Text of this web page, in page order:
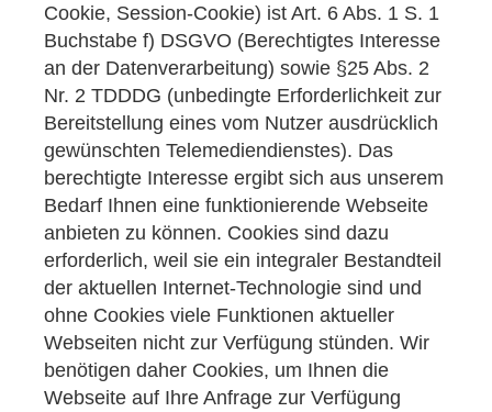
Cookie, Session-Cookie) ist Art. 6 Abs. 1 S. 1
Buchstabe f) DSGVO (Berechtigtes Interesse
an der Datenverarbeitung) sowie §25 Abs. 2
Nr. 2 TDDDG (unbedingte Erforderlichkeit zur
Bereitstellung eines vom Nutzer ausdrücklich
gewünschten Telemediendienstes). Das
berechtigte Interesse ergibt sich aus unserem
Bedarf Ihnen eine funktionierende Webseite
anbieten zu können. Cookies sind dazu
erforderlich, weil sie ein integraler Bestandteil
der aktuellen Internet-Technologie sind und
ohne Cookies viele Funktionen aktueller
Webseiten nicht zur Verfügung stünden. Wir
benötigen daher Cookies, um Ihnen die
Webseite auf Ihre Anfrage zur Verfügung